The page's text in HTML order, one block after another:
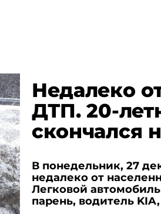
Недалеко
ДТП. 20-
скончался
В понедельник, 27
недалеко от
Легковой
парень, водитель